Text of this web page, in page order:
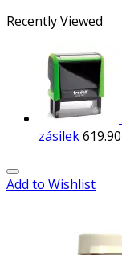
Recently Viewed
zásilek619.90
Add to Wishlist